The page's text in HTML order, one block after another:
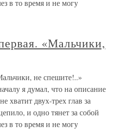
в то время и не могу
«Мальчики,
не спешите!..»
я думал, что на описание
хватит двух-трех глав за
и одно тянет за собой
в то время и не могу